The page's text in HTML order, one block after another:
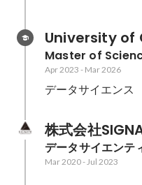
University of
Master of
Apr 2023 - Mar 2026
データサイエンス
株式会社
データサイエンテ
Mar 2020-Jul 2023